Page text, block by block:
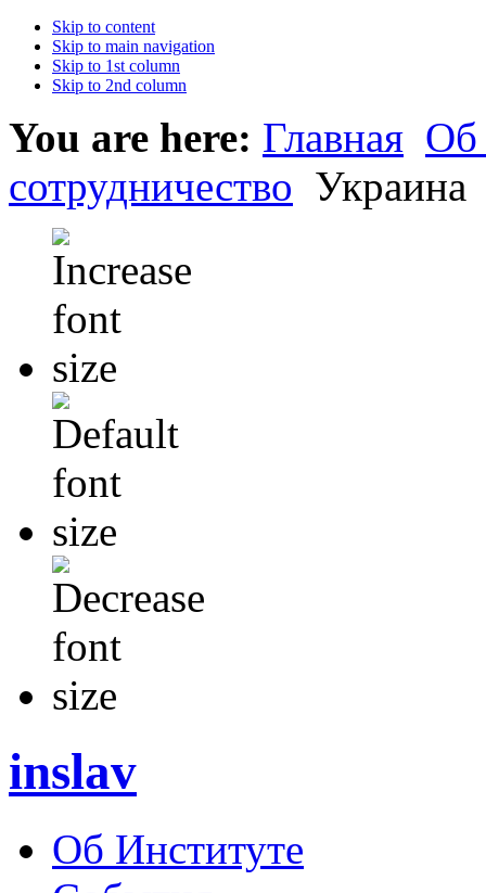
Skip to content
Skip to main navigation
Skip to 1st column
Skip to 2nd column
You are here: Главная Об
сотрудничество Украина
inslav
Об Институте